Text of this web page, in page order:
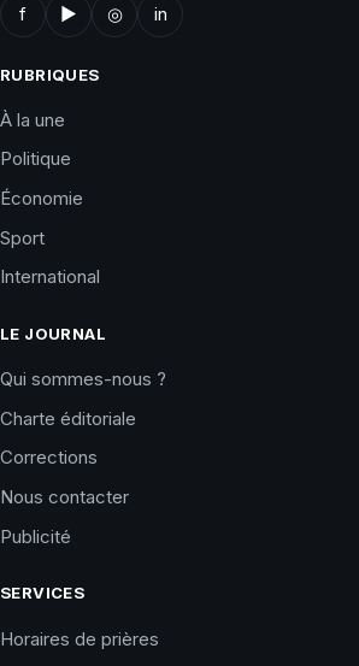
f ▶ ◎ in
RUBRIQUES
À la une
Politique
Économie
Sport
International
LE JOURNAL
Qui sommes-nous ?
Charte éditoriale
Corrections
Nous contacter
Publicité
SERVICES
Horaires de prières